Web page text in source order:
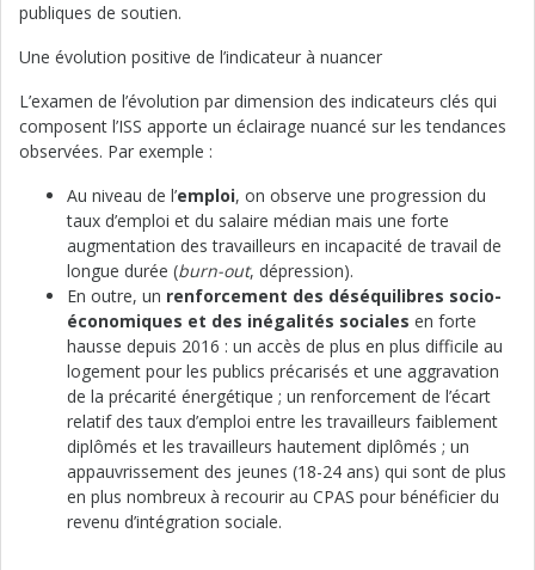
publiques de soutien.
Une évolution positive de l’indicateur à nuancer
L’examen de l’évolution par dimension des indicateurs clés qui
composent l’ISS apporte un éclairage nuancé sur les tendances
observées. Par exemple :
Au niveau de l’emploi, on observe une progression du
taux d’emploi et du salaire médian mais une forte
augmentation des travailleurs en incapacité de travail de
longue durée (burn-out, dépression).
En outre, un renforcement des déséquilibres socio-
économiques et des inégalités sociales en forte
hausse depuis 2016 : un accès de plus en plus difficile au
logement pour les publics précarisés et une aggravation
de la précarité énergétique ; un renforcement de l’écart
relatif des taux d’emploi entre les travailleurs faiblement
diplômés et les travailleurs hautement diplômés ; un
appauvrissement des jeunes (18-24 ans) qui sont de plus
en plus nombreux à recourir au CPAS pour bénéficier du
revenu d’intégration sociale.